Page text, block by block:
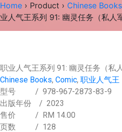
Home › Product › Chinese Books
业人气王系列 91: 幽灵任务（私人
职业人气王系列 91: 幽灵任务（私
Chinese Books, Comic, 职业人气王
型号 / 978-967-2873-83-9
出版年份 / 2023
售价 / RM 14.00
页数 / 128